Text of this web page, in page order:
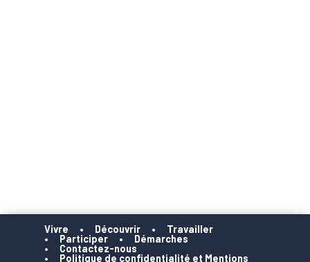
Vivre Découvrir
Travailler
Participer
Démarches
Contactez-nous
Politique de confidentialité et Mentions